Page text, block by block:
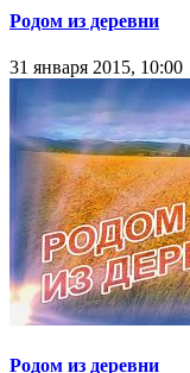
Родом из деревни
31 января 2015, 10:00
Родом из деревни